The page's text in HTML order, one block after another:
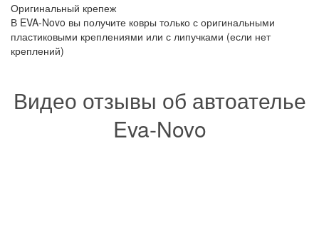
Оригинальный крепеж
В EVA-Novo вы получите ковры только с оригинальными
пластиковыми креплениями или с липучками (если нет
креплений)
Видео отзывы об автоателье
Eva-Novo